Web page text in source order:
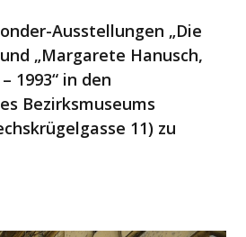
Ausstellungen „Die
„Margarete Hanusch,
1993“ in den
Bezirksmuseums
11) zu